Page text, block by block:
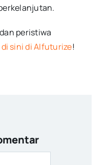
dan peristiwa
di sini di AIfuturize!